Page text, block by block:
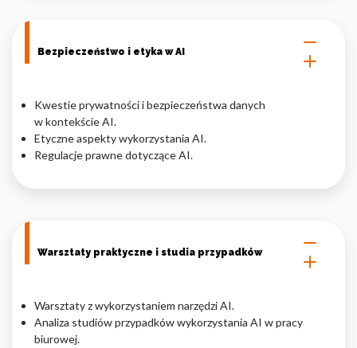
Bezpieczeństwo i etyka w AI
Kwestie prywatności i bezpieczeństwa danych
w kontekście AI.
Etyczne aspekty wykorzystania AI.
Regulacje prawne dotyczące AI.
Warsztaty praktyczne i studia przypadków
Warsztaty z wykorzystaniem narzędzi AI.
Analiza studiów przypadków wykorzystania AI w pracy
biurowej.